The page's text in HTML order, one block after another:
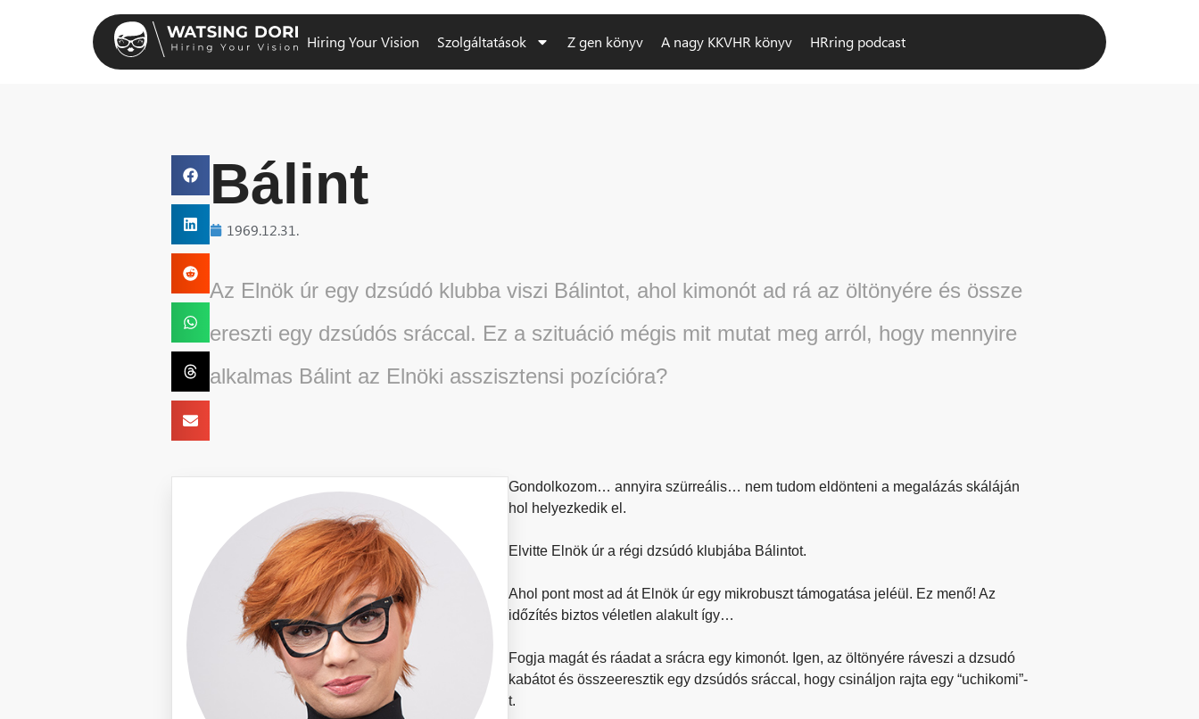
Hiring Your Vision Szolgáltatások Z gen könyv A nagy KKVHR könyv HRring podcast
Bálint
1969.12.31.
Az Elnök úr egy dzsúdó klubba viszi Bálintot, ahol kimonót ad rá az öltönyére és össze
ereszti egy dzsúdós sráccal. Ez a szituáció mégis mit mutat meg arról, hogy mennyire
alkalmas Bálint az Elnöki asszisztensi pozícióra?
Gondolkozom… annyira szürreális… nem tudom eldönteni a megalázás skáláján
hol helyezkedik el.
Elvitte Elnök úr a régi dzsúdó klubjába Bálintot.
Ahol pont most ad át Elnök úr egy mikrobuszt támogatása jeléül. Ez menő! Az
időzítés biztos véletlen alakult így…
Fogja magát és ráadat a srácra egy kimonót. Igen, az öltönyére ráveszi a dzsudó
kabátot és összeeresztik egy dzsúdós sráccal, hogy csináljon rajta egy “uchikomi”-
t.